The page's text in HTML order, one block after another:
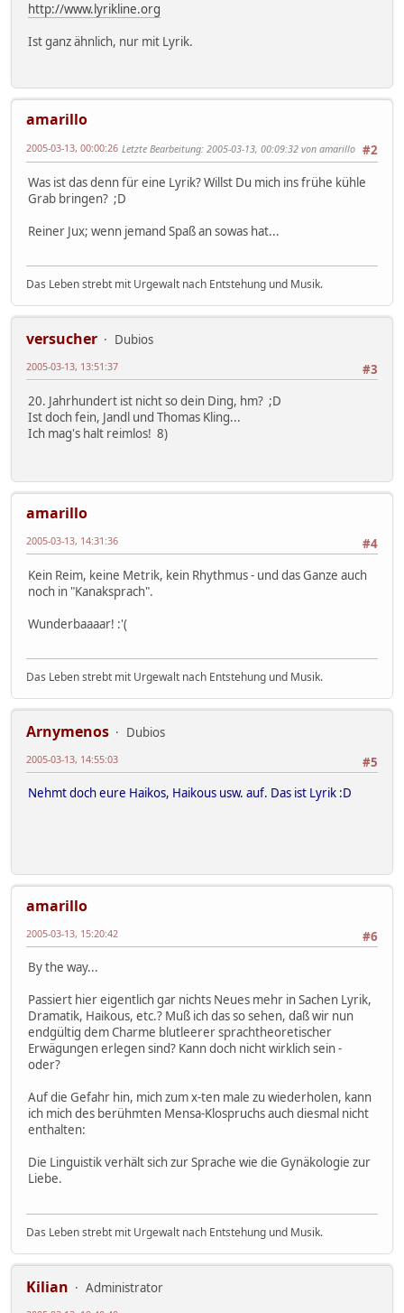
http://www.lyrikline.org
Ist ganz ähnlich, nur mit Lyrik.
amarillo
#2
2005-03-13, 00:00:26 Letzte Bearbeitung: 2005-03-13, 00:09:32 von amarillo
Was ist das denn für eine Lyrik? Willst Du mich ins frühe kühle
Grab bringen? ;D
Reiner Jux; wenn jemand Spaß an sowas hat...
Das Leben strebt mit Urgewalt nach Entstehung und Musik.
versucher
Dubios
#3
2005-03-13, 13:51:37
20. Jahrhundert ist nicht so dein Ding, hm? ;D
Ist doch fein, Jandl und Thomas Kling...
Ich mag's halt reimlos! 8)
amarillo
#4
2005-03-13, 14:31:36
Kein Reim, keine Metrik, kein Rhythmus - und das Ganze auch
noch in "Kanaksprach".
Wunderbaaaar! :'(
Das Leben strebt mit Urgewalt nach Entstehung und Musik.
Arnymenos
Dubios
#5
2005-03-13, 14:55:03
Nehmt doch eure Haikos, Haikous usw. auf. Das ist Lyrik :D
amarillo
#6
2005-03-13, 15:20:42
By the way...
Passiert hier eigentlich gar nichts Neues mehr in Sachen Lyrik,
Dramatik, Haikous, etc.? Muß ich das so sehen, daß wir nun
endgültig dem Charme blutleerer sprachtheoretischer
Erwägungen erlegen sind? Kann doch nicht wirklich sein -
oder?
Auf die Gefahr hin, mich zum x-ten male zu wiederholen, kann
ich mich des berühmten Mensa-Klospruchs auch diesmal nicht
enthalten:
Die Linguistik verhält sich zur Sprache wie die Gynäkologie zur
Liebe.
Das Leben strebt mit Urgewalt nach Entstehung und Musik.
Kilian
Administrator